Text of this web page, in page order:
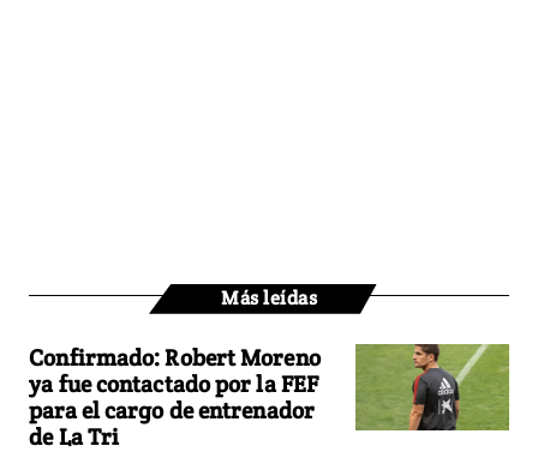
Más leídas
Confirmado: Robert Moreno
ya fue contactado por la FEF
para el cargo de entrenador
de La Tri